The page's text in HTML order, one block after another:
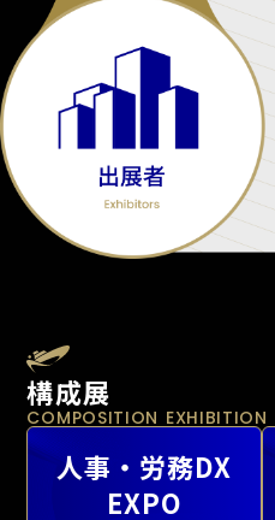
構成展
COMPOSITION EXHIBITION
人事・労務DX
EXPO